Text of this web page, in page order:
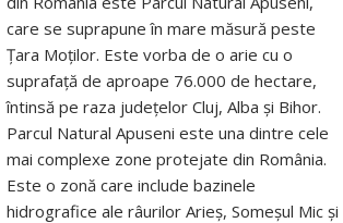
care se suprapune în mare măsură peste
Țara Moților. Este vorba de o arie cu o
suprafață de aproape 76.000 de hectare,
întinsă pe raza județelor Cluj, Alba și Bihor.
Parcul Natural Apuseni este una dintre cele
mai complexe zone protejate din România.
Este o zonă care include bazinele
hidrografice ale râurilor Arieș, Someșul Mic și